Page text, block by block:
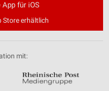
für iOS
Store erhältlich
mit: